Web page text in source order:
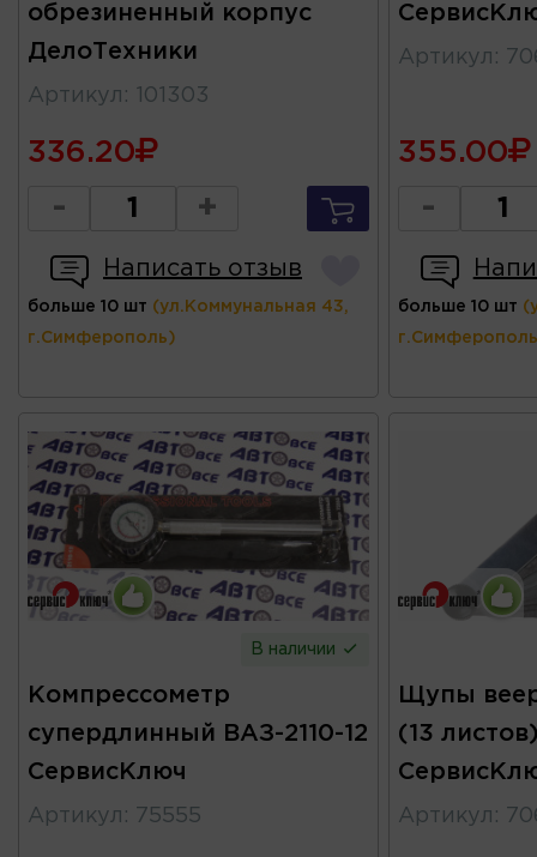
обрезиненный корпус
ДелоТехники
Артикул : 101303
336.20
- +
Написать отзыв
больше 10 шт (ул.Коммунальная 43,
г.Симферополь)
Артикул :
355.00
-
больше 10 шт
В наличии
Компрессометр
супердлинный ВАЗ-2110-12
СервисКлюч
Артикул : 75555
Щупы
(13
Артикул :